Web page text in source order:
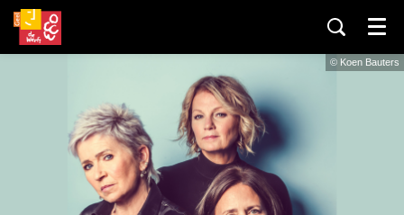
Menu
© Koen Bauters